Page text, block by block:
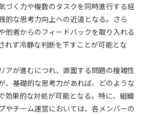
づく力や複数のタスクを同時進行する経
的な思考力向上への近道となる。さら
他者からのフィードバックを取り入れる
れず冷静な判断を下すことが可能とな
アが進むにつれ、直面する問題の複雑性
、基礎的な思考力があれば、どのような
効果的な対処が可能となる。特に、組織
やチーム運営においては、各メンバーの